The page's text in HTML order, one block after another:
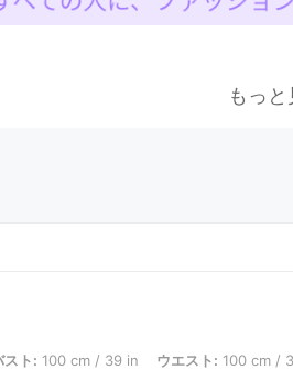
もっと
39 in, ウエスト: 100 cm / 39 in, ヒップ: 110
スト: 100 cm / 39 in ウエスト: 100 cm /